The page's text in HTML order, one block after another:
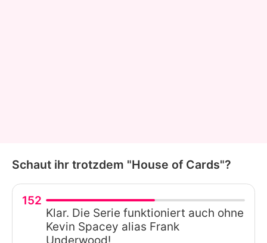
Schaut ihr trotzdem "House of Cards"?
152
Klar. Die Serie funktioniert auch ohne
Kevin Spacey alias Frank
Underwood!